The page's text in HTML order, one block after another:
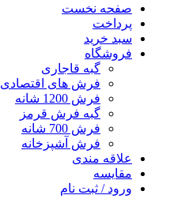
صفحه نخست
پرداخت
سبد خرید
فروشگاه
گبه قاجاری
فرش های اقتصادی
فرش 1200 شانه
گبه فرش قرمز
فرش 700 شانه
فرش آشپزخانه
علاقه مندی
مقایسه
ورود / ثبت نام